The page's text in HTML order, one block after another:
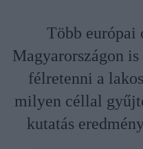
Több európai
Magyarországon
félretenni a
milyen céllal
kutatás